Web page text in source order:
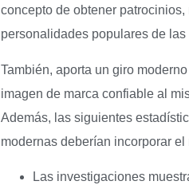
concepto de obtener
personalidades populares de
También, aporta un giro
imagen de marca confiable al
Además, las siguientes
modernas deberían incorporar
Las investigaciones